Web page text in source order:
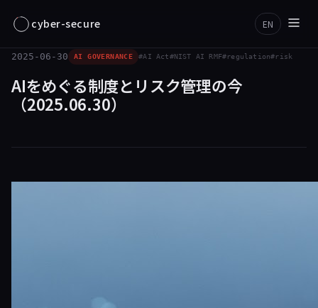
cyber-secure EN
2025-06-30 AI GOVERNANCE AI Act NIST AI RMF regulation risk
AIをめぐる制度とリスク管理の今
（2025.06.30）